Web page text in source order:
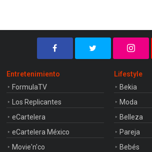
Entretenimiento
FormulaTV
Los Replicantes
eCartelera
eCartelera México
Movie'n'co
Lifestyle
Bekia
Moda
Belleza
Pareja
Bebés